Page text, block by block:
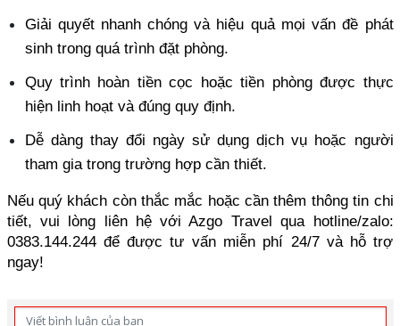
Giải quyết nhanh chóng và hiệu quả mọi vấn đề phát
sinh trong quá trình đặt phòng.
Quy trình hoàn tiền cọc hoặc tiền phòng được thực
hiện linh hoạt và đúng quy định.
Dễ dàng thay đổi ngày sử dụng dịch vụ hoặc người
tham gia trong trường hợp cần thiết.
Nếu quý khách còn thắc mắc hoặc cần thêm thông tin chi
tiết, vui lòng liên hệ với Azgo Travel qua hotline/zalo:
0383.144.244 để được tư vấn miễn phí 24/7 và hỗ trợ
ngay!